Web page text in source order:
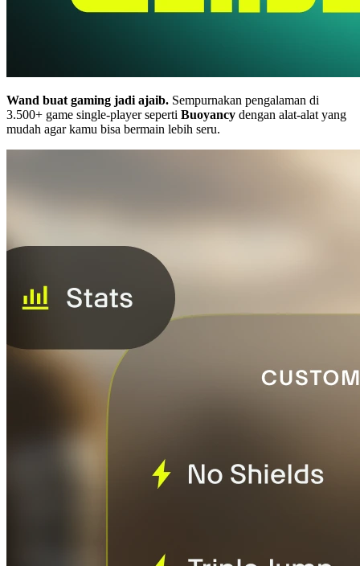
Wand buat gaming jadi ajaib. Sempurnakan pengalaman di
3.500+ game single-player seperti Buoyancy dengan alat-alat yang
mudah agar kamu bisa bermain lebih seru.